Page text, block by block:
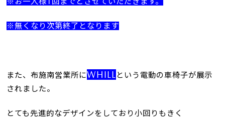
※無くなり次第終了となります
また、布施南営業所にWHILL という電動の車椅子が展示
されました。
とても先進的なデザインをしており小回りもきく